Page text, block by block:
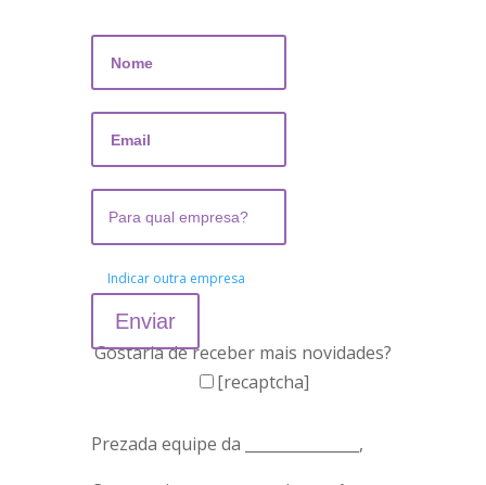
Indicar outra empresa
Gostaria de receber mais novidades?
[recaptcha]
Prezada equipe da _______________,